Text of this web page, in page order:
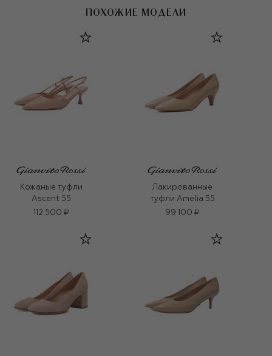
ПОХОЖИЕ МОДЕЛИ
Кожаные туфли
Ascent 55
112 500 ₽
Лакированные
туфли Amelia 55
99 100 ₽